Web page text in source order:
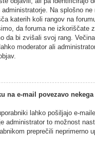
administratorje. Na splošno ne
katerih koli rangov na
da foruma ne izkoriščate
da bi zvišali svoj rang.
moderator ali
na e-mail povezavo
lahko pošiljajo e-
administrator to možnost
preprečili neprimerno